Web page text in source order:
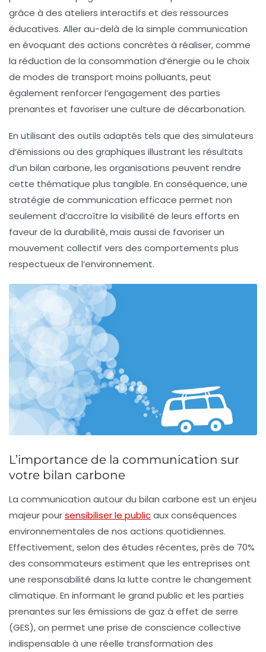
grâce à des ateliers interactifs et des ressources
éducatives. Aller au-delà de la simple communication
en évoquant des actions concrètes à réaliser, comme
la réduction de la consommation d’énergie ou le choix
de modes de transport moins polluants, peut
également renforcer l’engagement des parties
prenantes et favoriser une culture de décarbonation.
En utilisant des outils adaptés tels que des simulateurs
d’émissions ou des graphiques illustrant les résultats
d’un bilan carbone, les organisations peuvent rendre
cette thématique plus tangible. En conséquence, une
stratégie de communication efficace permet non
seulement d’accroître la visibilité de leurs efforts en
faveur de la durabilité, mais aussi de favoriser un
mouvement collectif vers des comportements plus
respectueux de l’environnement.
L’importance de la communication sur
votre bilan carbone
La communication autour du bilan carbone est un enjeu
majeur poursensibiliser le publicaux conséquences
environnementales de nos actions quotidiennes.
Effectivement, selon des études récentes, près de 70%
des consommateurs estiment que les entreprises ont
une responsabilité dans la lutte contre le changement
climatique. En informant le grand public et les parties
prenantes sur les émissions de gaz à effet de serre
(GES), on permet une prise de conscience collective
indispensable à une réelle transformation des